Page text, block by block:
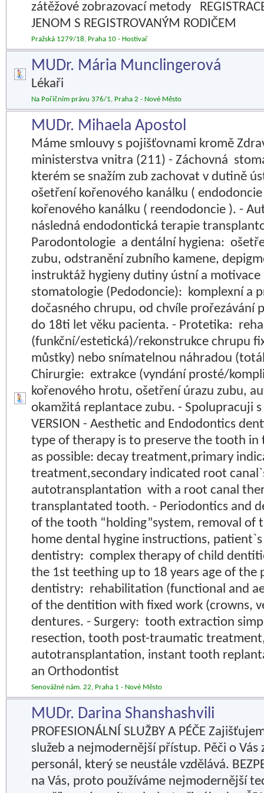
zátěžové zobrazovací metody
JENOM S REGISTROVANÝM RODIČEM
Pražská 1279/18, Praha 10 - Hostivař
MUDr. Mária Munclingerová
Lékaři
Na Poříčním právu 376/1, Praha 2 - Nové Město
MUDr. Mihaela Apostol
Máme smlouvy s pojišťovnami kromě
ministerstva vnitra (211) - Záchovná
kterém se snažím zub zachovat v dutině
ošetření kořenového kanálku (
kořenového kanálku ( reendodoncie ). -
následná endodontická terapie
Parodontologie a dentální hygiena:
zubu, odstranění zubního kamene,
instruktáž hygieny dutiny ústní a motivace
stomatologie (Pedodoncie): komplexní a
dočasného chrupu, od chvíle prořezávání
do 18ti let věku pacienta. - Protetika:
(funkční/estetická)/rekonstrukce chrupu
můstky) nebo snímatelnou náhradou
Chirurgie: extrakce (vyndání prosté/
kořenového hrotu, ošetření úrazu zubu,
okamžitá replantace zubu. - Spolupracuji
VERSION - Aesthetic and Endodontics
type of therapy is to preserve the tooth in
as possible: decay treatment,primary
treatment,secondary indicated root
autotransplantation with a root canal
transplantated tooth. - Periodontics and
of the tooth “holding”system, removal of
home dental hygine instructions,
dentistry: complex therapy of child
the 1st teething up to 18 years age of the
dentistry: rehabilitation (functional and
of the dentition with fixed work (crowns,
dentures. - Surgery: tooth extraction
resection, tooth post-traumatic
autotransplantation, instant tooth
an Orthodontist
Senovážné nám. 22, Praha 1 - Nové Město
MUDr. Darina Shanshashvili
PROFESIONÁLNÍ SLUŽBY A PÉČE
služeb a nejmodernější přístup. Pěči o
personál, který se neustále vzdělává.
na Vás, proto používáme nejmodernější